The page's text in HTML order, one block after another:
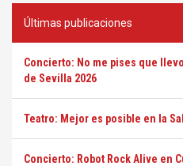
Últimas publicaciones
Concierto: No me pises que
de Sevilla 2026
Teatro: Mejor es posible en la
Concierto: Robot Rock Alive en